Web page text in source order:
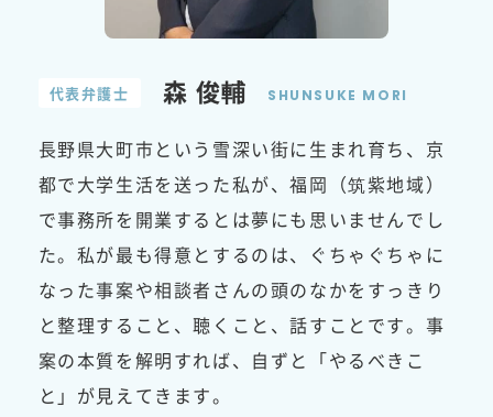
代表弁護士 森 俊輔 SHUNSUKE MORI
長野県大町市という雪深い街に生まれ育ち、京
都で大学生活を送った私が、福岡（筑紫地域）
で事務所を開業するとは夢にも思いませんでし
た。私が最も得意とするのは、ぐちゃぐちゃに
なった事案や相談者さんの頭のなかをすっきり
と整理すること、聴くこと、話すことです。事
案の本質を解明すれば、自ずと「やるべきこ
と」が見えてきます。